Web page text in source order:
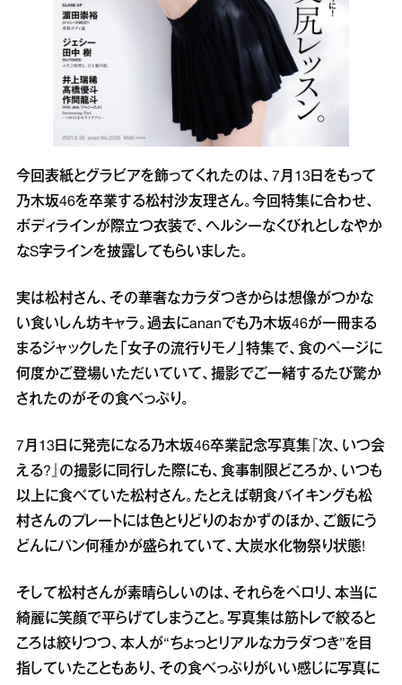
今回表紙とグラビアを飾ってくれたのは、7月13日をもって
乃木坂46を卒業する松村沙友理さん。今回特集に合わせ、
ボディラインが際立つ衣装で、ヘルシーなくびれとしなやか
なS字ラインを披露してもらいました。
実は松村さん、その華奢なカラダつきからは想像がつかな
い食いしん坊キャラ。過去にananでも乃木坂46が一冊まる
まるジャックした「女子の流行りモノ」特集で、食のページに
何度かご登場いただいていて、撮影でご一緒するたび驚か
されたのがその食べっぷり。
7月13日に発売になる乃木坂46卒業記念写真集『次、いつ会
える?』の撮影に同行した際にも、食事制限どころか、いつも
以上に食べていた松村さん。たとえば朝食バイキングも松
村さんのプレートには色とりどりのおかずのほか、ご飯にう
どんにパン何種かが盛られていて、大炭水化物祭り状態!
そして松村さんが素晴らしいのは、それらをペロリ、本当に
綺麗に笑顔で平らげてしまうこと。写真集は筋トレで絞ると
ころは絞りつつ、本人が“ちょっとリアルなカラダつき”を目
指していたこともあり、その食べっぷりがいい感じに写真に